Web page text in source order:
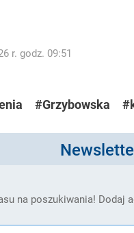
r. godz. 09:51
#Grzybowska
na poszukiwania! Dodaj